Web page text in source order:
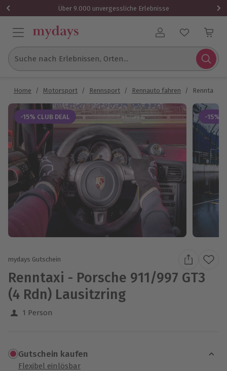
Über 9.000 unvergessliche Erlebnisse
Benutzerkonto
Suche nach Erlebnissen, Orten...
Home / Motorsport / Rennsport / Rennauto fahren / Renntaxi -
-15% CLUB DEAL -15%
mydays Gutschein
Renntaxi - Porsche 911/997 GT3
(4 Rdn) Lausitzring
1 Person
Gutschein kaufen
Flexibel einlösbar